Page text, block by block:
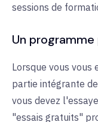
sessions de
Un
Lorsque vous vous
partie intégrante
vous devez
"essais gratuits"